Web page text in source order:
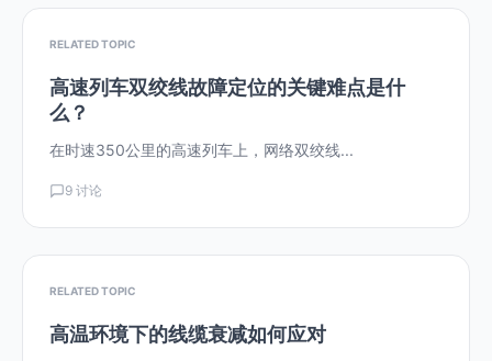
RELATED TOPIC
高速列车双绞线故障定位的关键难点是什
么？
在时速350公里的高速列车上，网络双绞线...
9 讨论
RELATED TOPIC
高温环境下的线缆衰减如何应对